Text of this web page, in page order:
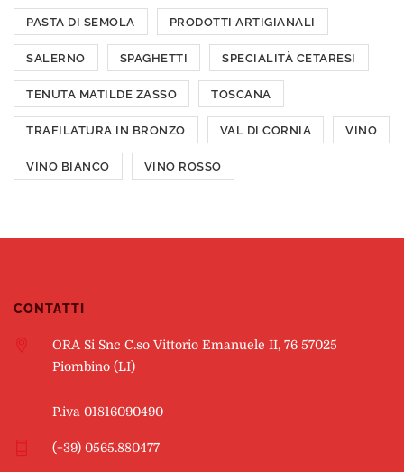
PASTA DI SEMOLA PRODOTTI ARTIGIANALI
SALERNO SPAGHETTI SPECIALITÀ CETARESI
TENUTA MATILDE ZASSO TOSCANA
TRAFILATURA IN BRONZO VAL DI CORNIA VINO
VINO BIANCO VINO ROSSO
CONTATTI
(+39) 0565.880477
ORA Si Snc C.so Vittorio Emanuele II, 76 57025
Piombino (LI)
P.iva 01816090490